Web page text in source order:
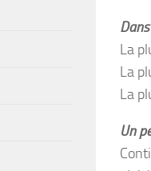
La
La
La
Un